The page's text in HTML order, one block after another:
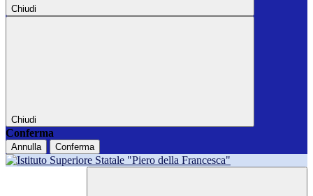
Chiudi
Chiudi
Conferma
Annulla Conferma